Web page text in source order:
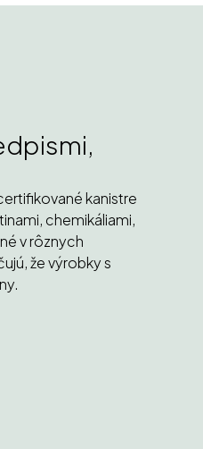
kanistre
chemikáliami,
v rôznych
že výrobky s